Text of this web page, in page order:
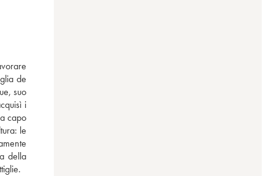
de
suo
i
capo
le
della